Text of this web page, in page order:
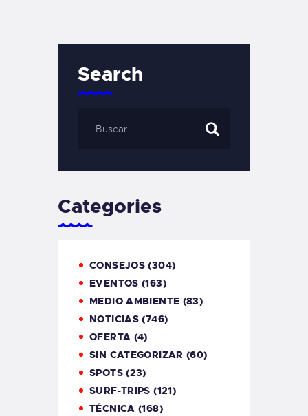
Search
Categories
CONSEJOS (304)
EVENTOS (163)
MEDIO AMBIENTE (83)
NOTICIAS (746)
OFERTA (4)
SIN CATEGORIZAR (60)
SPOTS(23)
SURF-TRIPS (121)
TÉCNICA (168)